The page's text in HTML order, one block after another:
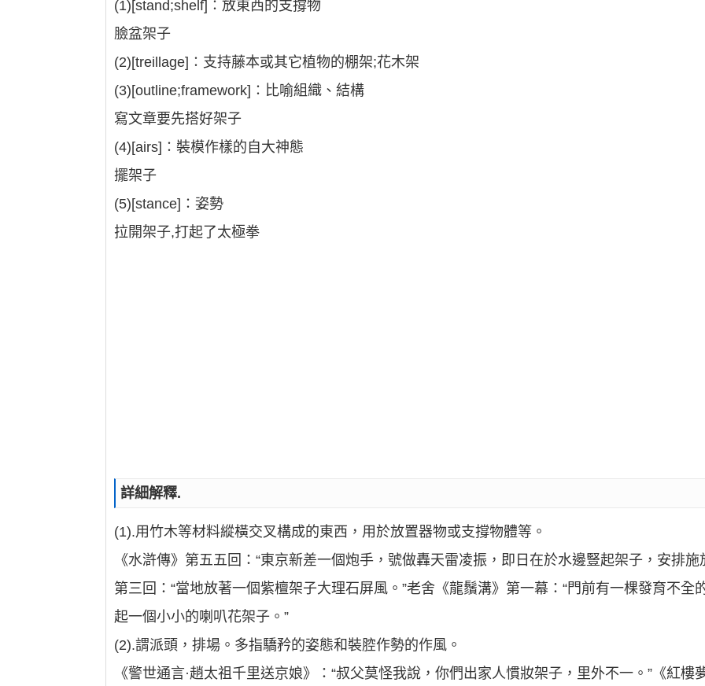
(1)[stand;shelf]∶放東西的支撐物
臉盆架子
(2)[treillage]∶支持藤本或其它植物的棚架;花木架
(3)[outline;framework]∶比喻組織、結構
寫文章要先搭好架子
(4)[airs]∶裝模作樣的自大神態
擺架子
(5)[stance]∶姿勢
拉開架子,打起了太極拳
詳細解釋.
(1).用竹木等材料縱橫交叉構成的東西，用於放置器物或支撐物體等。
《水滸傳》第五五回：“東京新差一個炮手，號做轟天雷凌振，即日在於水邊豎起架子，安排施
第三回：“當地放著一個紫檀架子大理石屏風。”老舍《龍鬚溝》第一幕：“門前有一棵發育不全
起一個小小的喇叭花架子。”
(2).謂派頭，排場。多指驕矜的姿態和裝腔作勢的作風。
《警世通言·趙太祖千里送京娘》：“叔父莫怪我說，你們出家人慣妝架子，里外不一。”《紅樓